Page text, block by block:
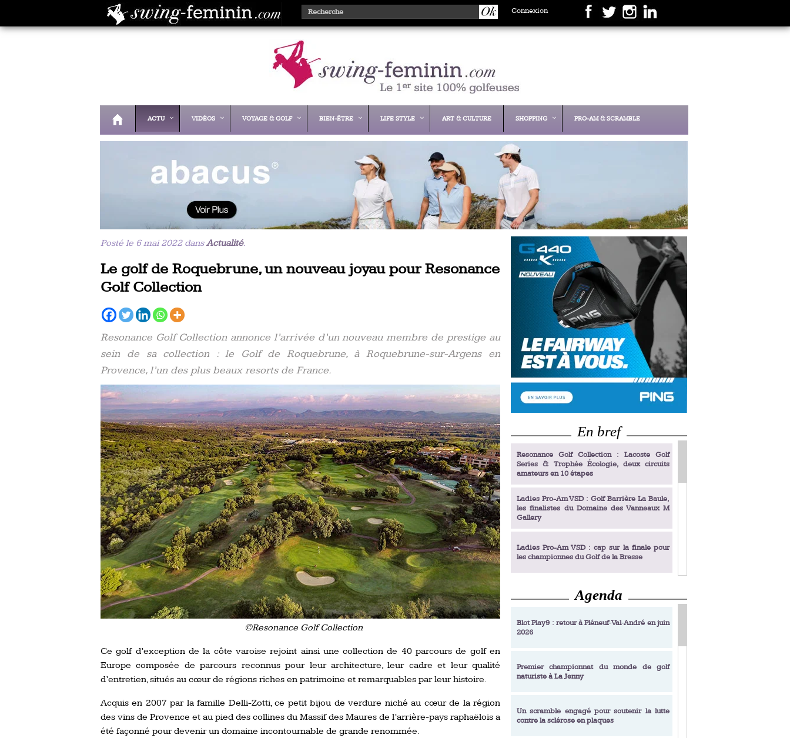
Connexion
ACTU VIDÉOS VOYAGE & GOLF BIEN-ÊTRE LIFE STYLE ART & CULTURE SHOPPING PRO-AM & SCRAMBLE
Posté le 6 mai 2022 dansActualité.
Le golf de Roquebrune, un nouveau joyau pour Resonance
Golf Collection
Resonance Golf Collection annonce l’arrivée d’un nouveau membre de prestige au
sein de sa collection : le Golf de Roquebrune, à Roquebrune-sur-Argens en
Provence, l’un des plus beaux resorts de France.
©Resonance Golf Collection
Ce golf d’exception de la côte varoise rejoint ainsi une collection de 40 parcours de golf en
Europe composée de parcours reconnus pour leur architecture, leur cadre et leur qualité
d’entretien, situés au cœur de régions riches en patrimoine et remarquables par leur histoire.
Acquis en 2007 par la famille Delli-Zotti, ce petit bijou de verdure niché au cœur de la région
des vins de Provence et au pied des collines du Massif des Maures de l’arrière-pays raphaëlois a
été façonné pour devenir un domaine incontournable de grande renommée.
En bref
Resonance Golf Collection : Lacoste Golf
Series & Trophée Écologie, deux circuits
amateurs en 10 étapes
Ladies Pro-Am VSD : Golf Barrière La Baule,
les finalistes du Domaine des Vanneaux M
Gallery
Ladies Pro-Am VSD : cap sur la finale pour
les championnes du Golf de la Bresse
Ladies Pro-Am VSD : Golf du Prieuré, elles
décrochent leur billet pour la finale
Enfin un livre de golf pensé pour les femmes
Ladies Pro-Am VSD : les premières
Académie Golf Barrière Julien Xanthopoulos,
Agenda
Blot Play9 : retour à Pléneuf‑Val‑André en juin
2026
Premier championnat du monde de golf
naturiste à La Jenny
Un scramble engagé pour soutenir la lutte
contre la sclérose en plaques